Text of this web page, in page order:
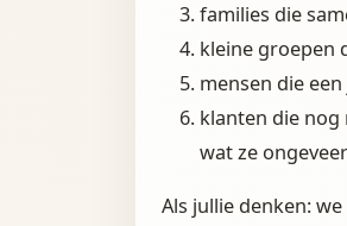
families die
kleine groepen
mensen die
klanten die nog
wat ze
Als jullie denken: